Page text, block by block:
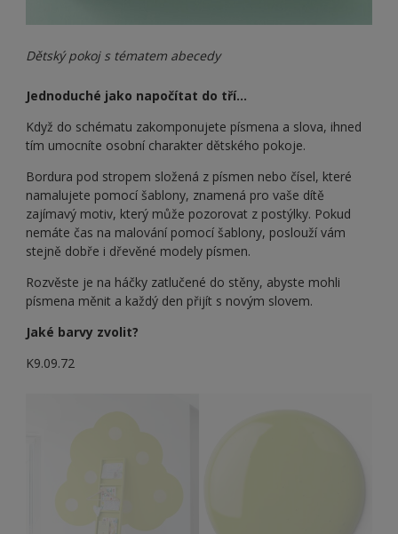
Dětský pokoj s tématem abecedy
Jednoduché jako napočítat do tří…
Když do schématu zakomponujete písmena a slova, ihned
tím umocníte osobní charakter dětského pokoje.
Bordura pod stropem složená z písmen nebo čísel, které
namalujete pomocí šablony, znamená pro vaše dítě
zajímavý motiv, který může pozorovat z postýlky. Pokud
nemáte čas na malování pomocí šablony, poslouží vám
stejně dobře i dřevěné modely písmen.
Rozvěste je na háčky zatlučené do stěny, abyste mohli
písmena měnit a každý den přijít s novým slovem.
Jaké barvy zvolit?
K9.09.72